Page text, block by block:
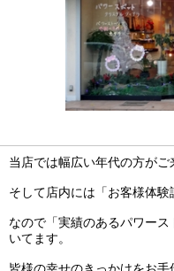
当店では幅広い年代の方がご
そして店内には「お客様体験
なので「実績のあるパワー
いてます。